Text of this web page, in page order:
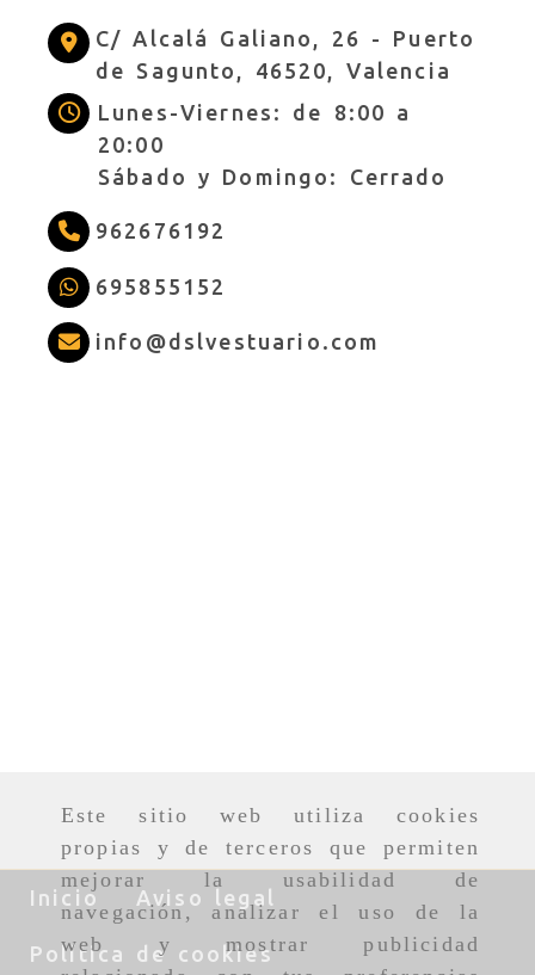
Este sitio web utiliza cookies
propias y de terceros que permiten
mejorar la usabilidad de
navegación, analizar el uso de la
web y mostrar publicidad
C/ Alcalá Galiano, 26 - Puerto
de Sagunto, 46520, Valencia
Lunes-Viernes: de 8:00 a
20:00
Sábado y Domingo: Cerrado
962676192
695855152
info dslvestuario.com
Inicio Aviso legal
Política de cookies